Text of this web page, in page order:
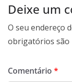
Deixe um
O seu endereço
obrigatórios são
Comentário *